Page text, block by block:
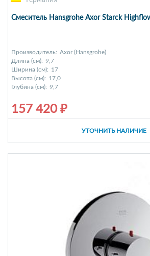
Смеситель Hansgrohe Axor Starck
Производитель: Axor (Hansgrohe)
Длина (см): 9,7
Ширина (см): 17
Высота (см): 17,0
Глубина (см): 9,7
157 420 ₽
УТОЧНИТЬ НАЛИЧИЕ